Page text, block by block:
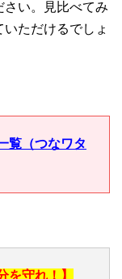
い。見比べてみ
ただけるでしょ
覧（つなワタ
を守れ！】